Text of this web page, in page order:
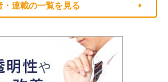
・連載の一覧を見る